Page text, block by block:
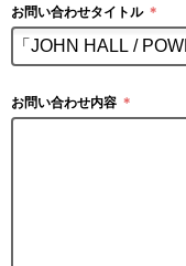
お問い合わせタイトル ＊
お問い合わせ内容 ＊